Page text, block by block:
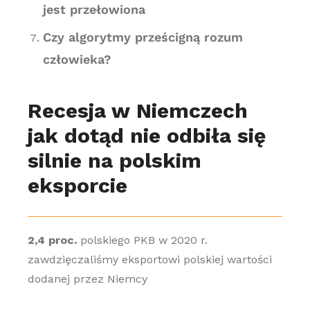
jest przełowiona
Czy algorytmy prześcigną rozum
człowieka?
Recesja w Niemczech
jak dotąd nie odbiła się
silnie na polskim
eksporcie
2,4 proc.polskiego PKB w 2020 r.
zawdzięczaliśmy eksportowi polskiej wartości
dodanej przez Niemcy